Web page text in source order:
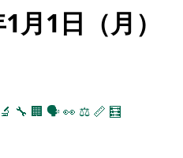
月1日（月）
🔬 🔧 🏢 🗣️👀 ⚖️ 📏 🧮